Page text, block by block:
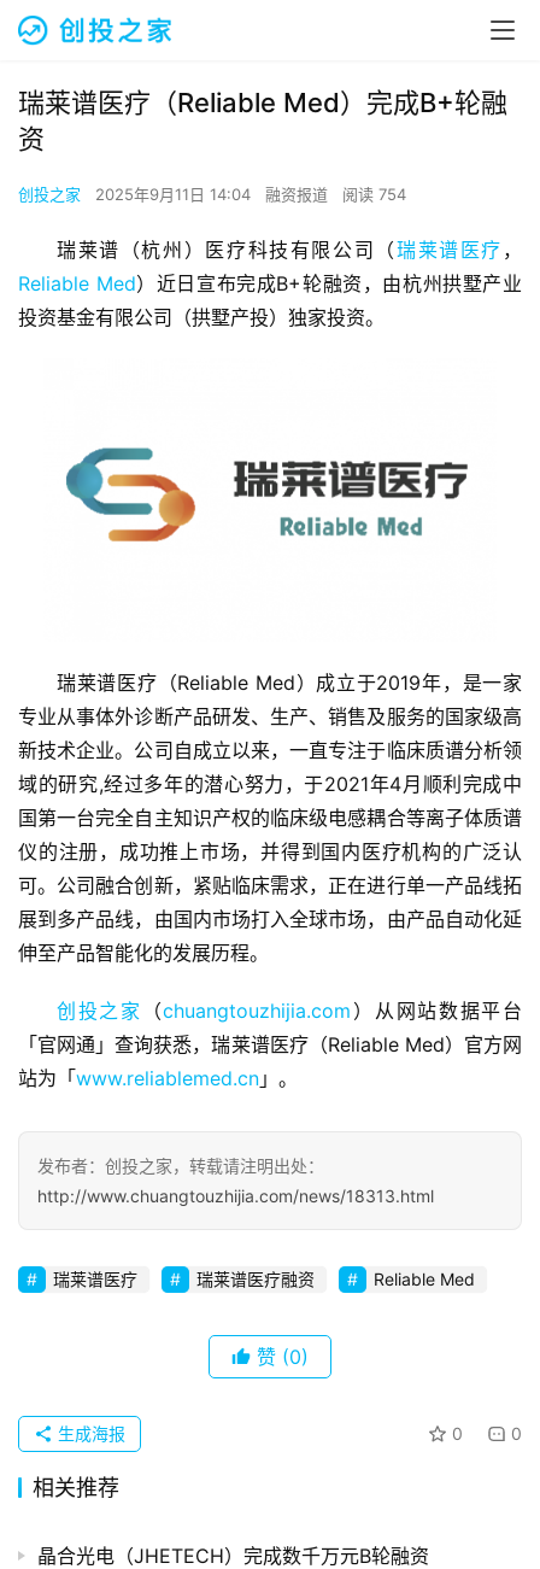
首
页
融
资
道
观
察
初
创
企
并
购
组
登录
瑞莱谱医疗（Reliable Med）完成B+轮融
资
创投之家 2025年9月11日 14:04 融资报道 阅读 754
瑞莱谱（杭州）医疗科技有限公司（瑞莱谱医疗 ，
Reliable Med）近日宣布完成B+轮融资，由杭州拱墅产业
投资基金有限公司（拱墅产投）独家投资。
瑞莱谱医疗（Reliable Med）成立于2019年，是一家
专业从事体外诊断产品研发、生产、销售及服务的国家级高
新技术企业。公司自成立以来，一直专注于临床质谱分析领
域的研究,经过多年的潜心努力，于2021年4月顺利完成中
国第一台完全自主知识产权的临床级电感耦合等离子体质谱
仪的注册，成功推上市场，并得到国内医疗机构的广泛认
可。公司融合创新，紧贴临床需求，正在进行单一产品线拓
展到多产品线，由国内市场打入全球市场，由产品自动化延
伸至产品智能化的发展历程。
创投之家 （chuangtouzhijia.com ）从网站数据平台
「官网通」查询获悉，瑞莱谱医疗（Reliable Med）官方网
站为「www.reliablemed.cn 」。
发布者：创投之家，转载请注明出处：
http://www.chuangtouzhijia.com/news/18313.html
瑞莱谱医疗 瑞莱谱医疗融资 Reliable Med
赞 (0)
0 0
生成海报
相关推荐
晶合光电（JHETECH）完成数千万元B轮融资